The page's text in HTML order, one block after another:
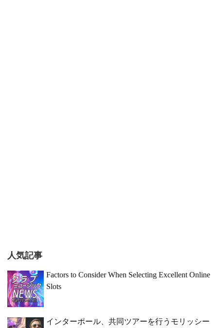
人気記事
Factors to Consider When Selecting Excellent Online
Slots
インターポール、共同ツアーを行うモリッシー